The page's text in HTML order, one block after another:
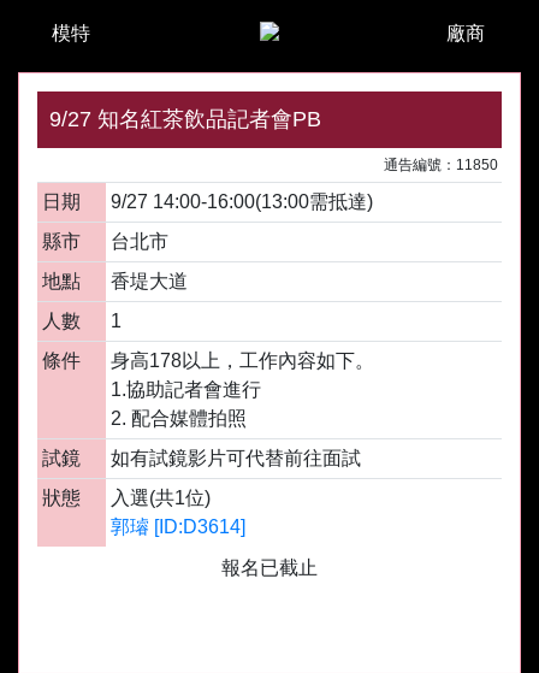
模特 廠商
9/27 知名紅茶飲品記者會PB
通告編號：11850
日期
9/27 14:00-16:00(13:00需抵達)
縣市
台北市
地點
香堤大道
人數
1
條件
身高178以上，工作內容如下。
1.協助記者會進行
2. 配合媒體拍照
試鏡
如有試鏡影片可代替前往面試
狀態
入選(共1位)
郭璿 [ID:D3614]
報名已截止